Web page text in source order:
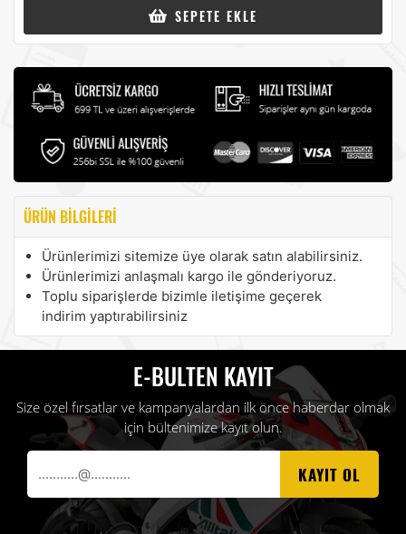
SEPETE EKLE
ÜRÜN BILGILERI
Ürünlerimizi sitemize üye olarak satın alabilirsiniz.
Ürünlerimizi anlaşmalı kargo ile gönderiyoruz.
Toplu siparişlerde bizimle iletişime geçerek
indirim yaptırabilirsiniz
E-BULTEN KAYIT
Size özel fırsatlar ve kampanyalardan ilk önce haberdar olmak
için bültenimize kayıt olun.
KAYIT OL